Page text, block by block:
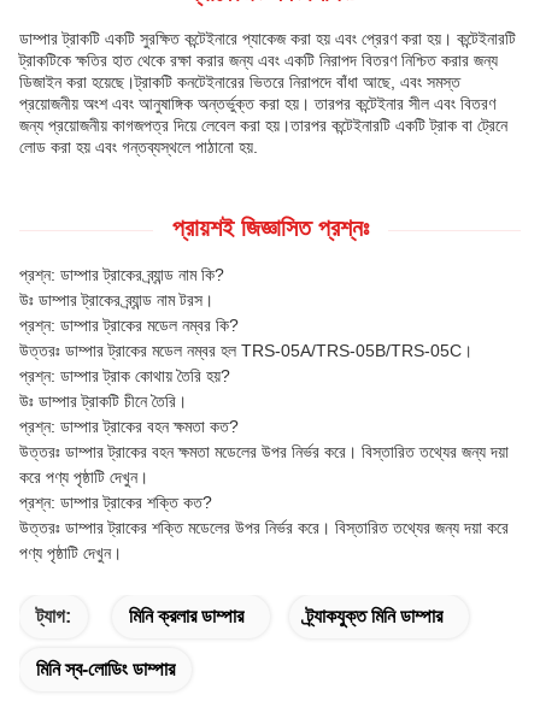
ডাম্পার ট্রাকটি একটি সুরক্ষিত কন্টেইনারে প্যাকেজ করা হয় এবং প্রেরণ করা হয়। কন্টেইনারটি
ট্রাকটিকে ক্ষতির হাত থেকে রক্ষা করার জন্য এবং একটি নিরাপদ বিতরণ নিশ্চিত করার জন্য
ডিজাইন করা হয়েছে।ট্রাকটি কনটেইনারের ভিতরে নিরাপদে বাঁধা আছে, এবং সমস্ত
প্রয়োজনীয় অংশ এবং আনুষাঙ্গিক অন্তর্ভুক্ত করা হয়। তারপর কন্টেইনার সীল এবং বিতরণ
জন্য প্রয়োজনীয় কাগজপত্র দিয়ে লেবেল করা হয়।তারপর কন্টেইনারটি একটি ট্রাক বা ট্রেনে
লোড করা হয় এবং গন্তব্যস্থলে পাঠানো হয়.
প্রায়শই জিজ্ঞাসিত প্রশ্নঃ
প্রশ্ন: ডাম্পার ট্রাকের ব্র্যান্ড নাম কি?
উঃ ডাম্পার ট্রাকের ব্র্যান্ড নাম টরস।
প্রশ্ন: ডাম্পার ট্রাকের মডেল নম্বর কি?
উত্তরঃ ডাম্পার ট্রাকের মডেল নম্বর হল TRS-05A/TRS-05B/TRS-05C।
প্রশ্ন: ডাম্পার ট্রাক কোথায় তৈরি হয়?
উঃ ডাম্পার ট্রাকটি চীনে তৈরি।
প্রশ্ন: ডাম্পার ট্রাকের বহন ক্ষমতা কত?
উত্তরঃ ডাম্পার ট্রাকের বহন ক্ষমতা মডেলের উপর নির্ভর করে। বিস্তারিত তথ্যের জন্য দয়া
করে পণ্য পৃষ্ঠাটি দেখুন।
প্রশ্ন: ডাম্পার ট্রাকের শক্তি কত?
উত্তরঃ ডাম্পার ট্রাকের শক্তি মডেলের উপর নির্ভর করে। বিস্তারিত তথ্যের জন্য দয়া করে
পণ্য পৃষ্ঠাটি দেখুন।
ট্যাগ: মিনি ক্রলার ডাম্পার ট্র্যাকযুক্ত মিনি ডাম্পার
মিনি স্ব-লোডিং ডাম্পার